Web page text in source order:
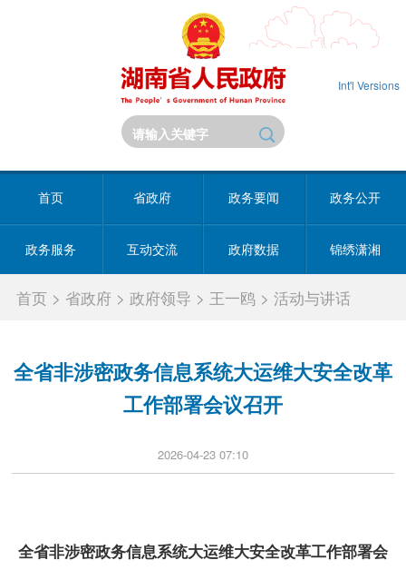
Int'l Versions
首页 省政府 政务要闻 政务公开
政务服务 互动交流 政府数据 锦绣潇湘
首页 > 省政府 >政府领导 > 王一鸥 > 活动与讲话
全省非涉密政务信息系统大运维大安全改革
工作部署会议召开
2026-04-23 07:10
全省非涉密政务信息系统大运维大安全改革工作部署会